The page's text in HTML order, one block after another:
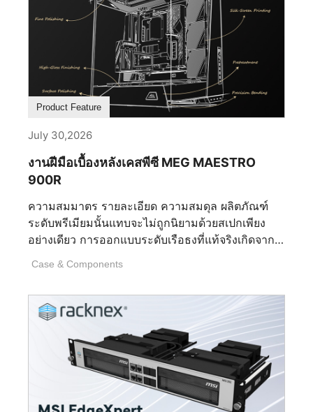
คอมพิวเตอร์เกม RGB ของคุณ ซอฟต์แวร์ RGB ที่ดี
ที่สุดควรช่วยเพิ่มประสบการณ์ของคุณ ไม่ใช่เป็น
อุปสรรค ทำให้การเลือกของคุณเป็นเรื่องสำคัญ อะไร
คือเงื่อนไขสำคัญ 5 ประการที่กำหนดซอฟต์แวร์ RGB
ที่ดีที่สุด? 1. ซอฟต์แวร์รองรับการใช้งานร่วมกัน
ระหว่างอุปกรณ์ต่าง ๆ ได้หรือไม่ ซอฟต์แวร์รองรับ
การใช้งานร่วมกันอย่างราบรื่นระหว่างอุปกรณ์หลาย
ชิ้นหรือไม่ ซอฟต์แวร์ RGB ที่ดีที่สุด ควรอนุญาตให้ผู้
ความจำ ส่วนประกอบระบบระบายความร้อน อุปกรณ์
ต่อพ่วง และอุปกรณ์ของบุคคลที่สามที่เข้ากันได้จาก
อินเตอร์เฟซเดียว ความเข้ากันได้ที่กว้างขวางช่วยลด
ความซับซ้อนที่ไม่จำเป็น ความต้องการใช้
แอปพลิเคชันหลายตัว และการสิ้นเปลืองทรัพยากรที่มี
ค่าของโปรเซสเซอร์ แรม และที่เก็บข้อมูลของคุณ
การใช้งานพีซีที่เรียบง่ายและมีประสิทธิภาพยิ่งขึ้น
ปรับแต่งละเอียดอย่างไร — สี เอฟเฟกต์ และโปรไฟล์?
ตัวเลือกการปรับแต่งไฟ RGB มีความยืดหยุ่นเพียงไร
รวมถึงสี เอฟเฟกต์ และโปรไฟล์? โหมดไฟ RGB: 10
โหมดไฟในตัว รวมถึง Wave, Steady, Flame,
Breath, CPU Temperature, Color Ring, [...]
Product Feature
July 30,2026
งานฝีมือเบื้องหลังเคสพีซี MEG MAESTRO
900R
ความสมมาตร รายละเอียด ความสมดุล ผลิตภัณฑ์
ระดับพรีเมียมนั้นแทบจะไม่ถูกนิยามด้วยสเปกเพียง
อย่างเดียว การออกแบบระดับเรือธงที่แท้จริงเกิดจาก
ก่อนที่จะมีการติดตั้งชิ้นส่วนแรก นั่นคือการตัดสินใจ
ขัดเกลาทุกรายละเอียดจนเหลือไว้แต่สิ่งที่สมบูรณ์แบบ
ที่สุด MEG MAESTRO 900R คือตัวแทนของปรัชญา
นี้อย่างแท้จริง ในฐานะเคสระดับเรือธงของ MSI เคสนี้
ไม่ได้ถูกออกแบบมาเพื่อให้เป็นเพียงแค่ตู้อวดโฉม
ฮาร์ดแวร์ไฮเอนด์เท่านั้น แต่ถูกรังสรรค์ให้เป็นชิ้นงาน
สถาปัตยกรรมชิ้นเอก ที่ซึ่งความแม่นยำทางวิศวกรรม
และความประณีตงดงามผสานกันอย่างลงตัว ทุกๆ เส้น
Case & Components